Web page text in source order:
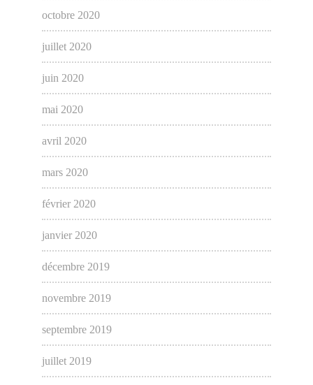
octobre 2020
juillet 2020
juin 2020
mai 2020
avril 2020
mars 2020
février 2020
janvier 2020
décembre 2019
novembre 2019
septembre 2019
juillet 2019